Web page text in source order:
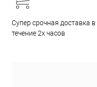
Супер срочная доставка в
течение 2х часов